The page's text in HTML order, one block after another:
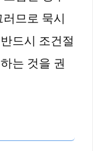
므로 묵시
드시 조건절
는 것을 권